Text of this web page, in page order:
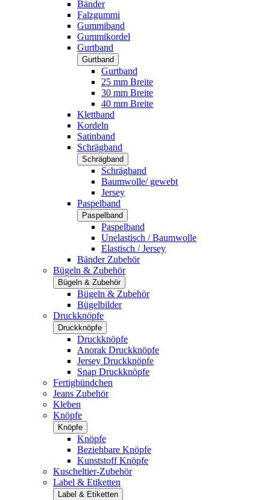
Bänder
Falzgummi
Gummiband
Gummikordel
Gurtband
Gurtband
Gurtband
25 mm Breite
30 mm Breite
40 mm Breite
Klettband
Kordeln
Satinband
Schrägband
Schrägband
Schrägband
Baumwolle/ gewebt
Jersey
Paspelband
Paspelband
Paspelband
Unelastisch / Baumwolle
Elastisch / Jersey
Bänder Zubehör
Bügeln & Zubehör
Bügeln & Zubehör
Bügeln & Zubehör
Bügelbilder
Druckknöpfe
Druckknöpfe
Druckknöpfe
Anorak Druckknöpfe
Jersey Druckknöpfe
Snap Druckknöpfe
Fertigbündchen
Jeans Zubehör
Kleben
Knöpfe
Knöpfe
Knöpfe
Beziehbare Knöpfe
Kunststoff Knöpfe
Kuscheltier-Zubehör
Label & Etiketten
Label & Etiketten